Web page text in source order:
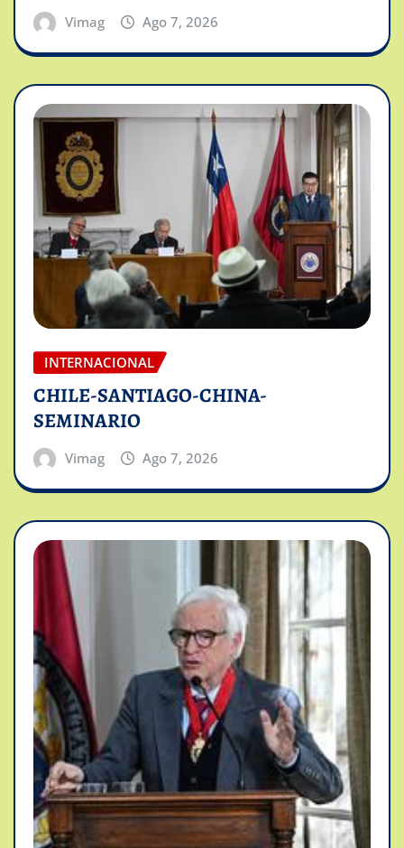
Vimag Ago 7, 2026
INTERNACIONAL
CHILE-SANTIAGO-CHINA-
SEMINARIO
Vimag Ago 7, 2026